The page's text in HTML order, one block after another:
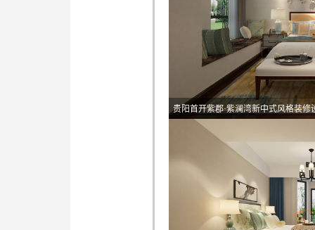
贵阳首开紫郡·紫澜湾新中式风格装修